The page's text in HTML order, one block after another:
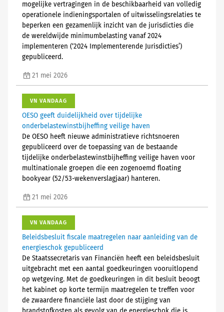
mogelijke vertragingen in de beschikbaarheid van volledig
operationele indieningsportalen of uitwisselingsrelaties te
beperken een gezamenlijk inzicht van de jurisdicties die
de wereldwijde minimumbelasting vanaf 2024
implementeren (‘2024 Implementerende Jurisdicties’)
gepubliceerd.
21 mei 2026
VN VANDAAG
OESO geeft duidelijkheid over tijdelijke
onderbelastewinstbijheffing veilige haven
De OESO heeft nieuwe administratieve richtsnoeren
gepubliceerd over de toepassing van de bestaande
tijdelijke onderbelastewinstbijheffing veilige haven voor
multinationale groepen die een zogenoemd floating
bookyear (52/53-wekenverslagjaar) hanteren.
21 mei 2026
VN VANDAAG
Beleidsbesluit fiscale maatregelen naar aanleiding van de
energieschok gepubliceerd
De Staatssecretaris van Financiën heeft een beleidsbesluit
uitgebracht met een aantal goedkeuringen vooruitlopend
op wetgeving. Met de goedkeuringen in dit besluit beoogt
het kabinet op korte termijn maatregelen te treffen voor
de zwaardere financiële last door de stijging van